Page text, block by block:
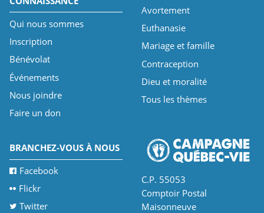
Qui nous sommes
Inscription
Bénévolat
Événements
Nous joindre
Faire un don
Avortement
Euthanasie
Mariage et famille
Contraception
Dieu et moralité
Tous les thèmes
BRANCHEZ-VOUS À NOUS
Facebook
Flickr
Twitter
C.P. 55053
Comptoir Postal
Maisonneuve